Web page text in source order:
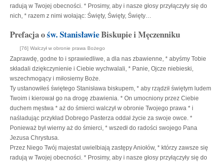
radują w Twojej obecności. * Prosimy, aby i nasze głosy przyłączyły się do
nich, * razem z nimi wołając: Święty, Święty, Święty…
Prefacja ośw. StanisławieBiskupie i Męczenniku
[76] Walczył w obronie prawa Bożego
Zaprawdę, godne to i sprawiedliwe, a dla nas zbawienne, * abyśmy Tobie
składali dziękczynienie i Ciebie wychwalali, * Panie, Ojcze niebieski,
wszechmogący i miłosierny Boże.
Ty ustanowiłeś świętego Stanisława biskupem, * aby rządził świętym ludem
Twoim i kierował go na drogę zbawienia. * On umocniony przez Ciebie
duchem męstwa * aż do śmierci walczył w obronie Twojego prawa * i
naśladując przykład Dobrego Pasterza oddał życie za swoje owce. *
Ponieważ był wierny aż do śmierci, * wszedł do radości swojego Pana
Jezusa Chrystusa.
Przez Niego Twój majestat uwielbiają zastępy Aniołów, * którzy zawsze się
radują w Twojej obecności. * Prosimy, aby i nasze głosy przyłączyły się do